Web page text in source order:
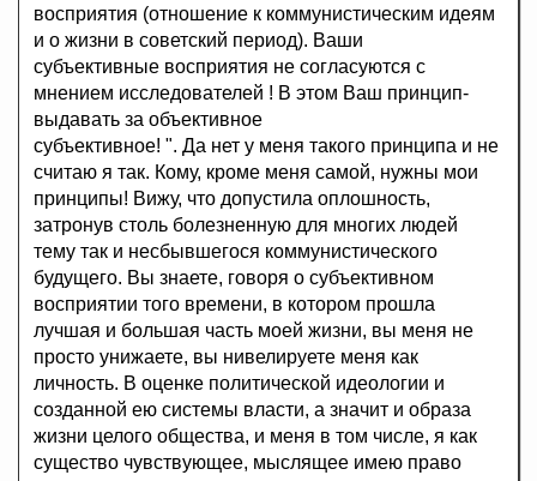
восприятия (отношение к коммунистическим идеям
и о жизни в советский период). Ваши
субъективные восприятия не согласуются с
мнением исследователей ! В этом Ваш принцип-
выдавать за объективное
субъективное! ". Да нет у меня такого принципа и не
считаю я так. Кому, кроме меня самой, нужны мои
принципы! Вижу, что допустила оплошность,
затронув столь болезненную для многих людей
тему так и несбывшегося коммунистического
будущего. Вы знаете, говоря о субъективном
восприятии того времени, в котором прошла
лучшая и большая часть моей жизни, вы меня не
просто унижаете, вы нивелируете меня как
личность. В оценке политической идеологии и
созданной ею системы власти, а значит и образа
жизни целого общества, и меня в том числе, я как
существо чувствующее, мыслящее имею право